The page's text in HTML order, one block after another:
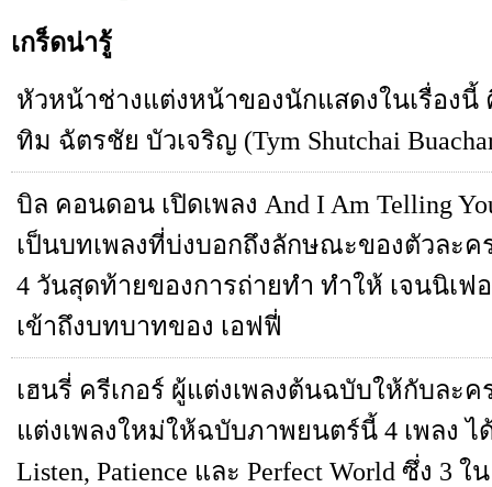
เกร็ดน่ารู้
หัวหน้าช่างแต่งหน้าของนักแสดงในเรื่อง
ทิม ฉัตรชัย บัวเจริญ (Tym Shutchai
บิล คอนดอน เปิดเพลง And I Am Telling
เป็นบทเพลงที่บ่งบอกถึงลักษณะของตัวละค
4 วันสุดท้ายของการถ่ายทำ ทำให้ เจนนิเฟ
เข้าถึงบทบาทของ เอฟฟี่
เฮนรี่ ครีเกอร์ ผู้แต่งเพลงต้นฉบับให้กับละค
แต่งเพลงใหม่ให้ฉบับภาพยนตร์นี้ 4 เพลง ไ
Listen, Patience และ Perfect World ซึ่ง 3 ใ